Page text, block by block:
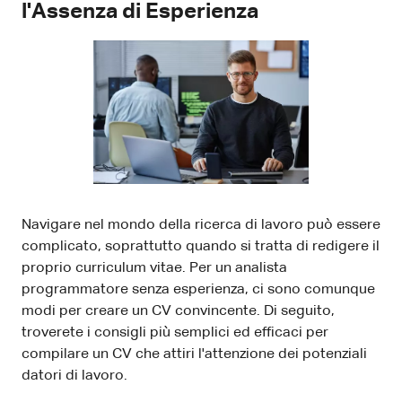
l'Assenza di Esperienza
Navigare nel mondo della ricerca di lavoro può essere
complicato, soprattutto quando si tratta di redigere il
proprio curriculum vitae. Per un analista
programmatore senza esperienza, ci sono comunque
modi per creare un CV convincente. Di seguito,
troverete i consigli più semplici ed efficaci per
compilare un CV che attiri l'attenzione dei potenziali
datori di lavoro.